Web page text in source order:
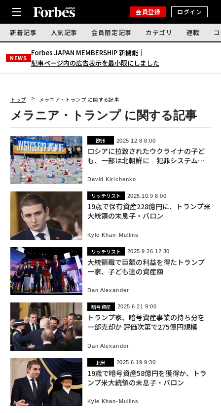
会員登録 ログイン
新着記事 人気記事 会員限定記事 カテゴリ 連載
NEWS
Forbes JAPAN MEMBERSHIP 新機能｜
記事ページ内の広告表示を最小限にしました
トップ メラニア・トランプ に関する記事
メラニア・トランプ に関する記事
欧州 2025.12.8 8:00
ロシアに拉致されたウクライナの子ど
も、一部は北朝鮮に 犯罪システムが
David Kirichenko
リッチリスト 2025.10.9 8:00
19歳で保有資産228億円に、トランプ米
大統領の末息子・バロン
Kyle Khan-Mullins
リッチリスト 2025.9.26 12:30
大統領職で巨額の利益を得たトランプ
一家、子ども達の資産額
Dan Alexander
暗号資産 2025.6.21 9:00
トランプ家、暗号資産事業の持ち分を
一部売却か 評価次第で275億円規模
Dan Alexander
北米 2025.6.19 9:30
19歳で暗号資産58億円を獲得か、トラ
ンプ米大統領の末息子・バロン
Kyle Khan-Mullins